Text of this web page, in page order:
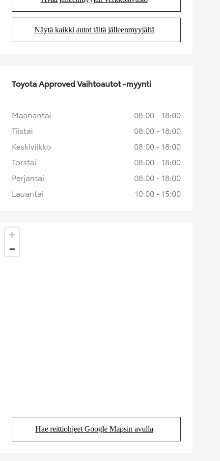
(Aukeaa uudessa välilehdessä)
Näytä kaikki autot tältä jälleenmyyjältä
(Aukeaa uudessa välilehdessä)
Hae reittiohjeet Google Mapsin avulla
(Aukeaa uudessa välilehdessä)
Toyota Approved Vaihtoautot -myynti
Maanantai
08:00 - 18:00
Tiistai
08:00 - 18:00
Keskiviikko
08:00 - 18:00
Torstai
08:00 - 18:00
Perjantai
08:00 - 18:00
Lauantai
10:00 - 15:00